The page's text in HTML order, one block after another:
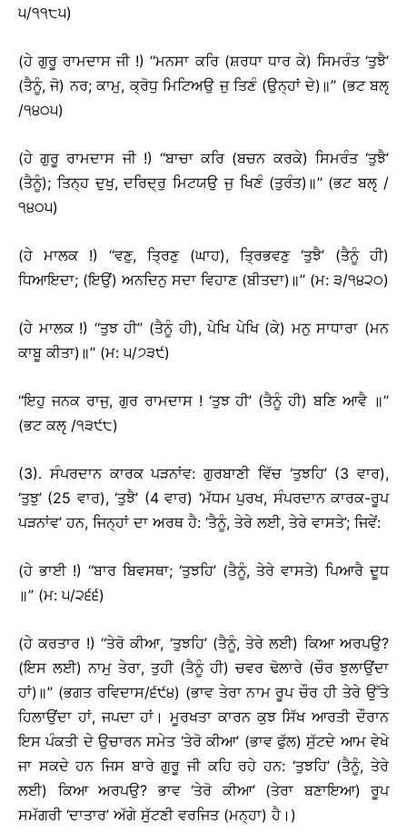
੫/੧੧੮੫)
(ਹੇ ਗੁਰੂ ਰਾਮਦਾਸ ਜੀ !) ‘‘ਮਨਸਾ ਕਰਿ (ਸ਼ਰਧਾ ਧਾਰ ਕੇ) ਸਿਮਰੰਤ ‘ਤੁਝੈ’
(ਤੈਨੂੰ, ਜੋ) ਨਰ; ਕਾਮੁ, ਕ੍ਰੋਧੁ ਮਿਟਿਅਉ ਜੁ ਤਿਣੰ (ਉਨ੍ਹਾਂ ਦੇ)॥’’ (ਭਟ ਬਲੵ
/੧੪੦੫)
(ਹੇ ਗੁਰੂ ਰਾਮਦਾਸ ਜੀ !) ‘‘ਬਾਚਾ ਕਰਿ (ਬਚਨ ਕਰਕੇ) ਸਿਮਰੰਤ ‘ਤੁਝੈ’
(ਤੈਨੂੰ); ਤਿਨ੍ਹ ਦੁਖੁ, ਦਰਿਦ੍ਰੁ ਮਿਟਯਉ ਜੁ ਖਿਣੰ (ਤੁਰੰਤ)॥’’ (ਭਟ ਬਲੵ /
੧੪੦੫)
(ਹੇ ਮਾਲਕ !) ‘‘ਵਣੁ, ਤ੍ਰਿਣੁ (ਘਾਹ), ਤ੍ਰਿਭਵਣੁ ‘ਤੁਝੈ’ (ਤੈਨੂੰ ਹੀ)
ਧਿਆਇਦਾ; (ਇਉਂ) ਅਨਦਿਨੁ ਸਦਾ ਵਿਹਾਣ (ਬੀਤਦਾ)॥’’ (ਮ: ੩/੧੪੨੦)
(ਹੇ ਮਾਲਕ !) ‘‘ਤੁਝ ਹੀ’’ (ਤੈਨੂੰ ਹੀ), ਪੇਖਿ ਪੇਖਿ (ਕੇ) ਮਨੁ ਸਾਧਾਰਾ (ਮਨ
ਕਾਬੂ ਕੀਤਾ)॥’’ (ਮ: ੫/੭੩੯)
‘‘ਇਹੁ ਜਨਕ ਰਾਜੁ, ਗੁਰ ਰਾਮਦਾਸ ! ‘ਤੁਝ ਹੀ’ (ਤੈਨੂੰ ਹੀ) ਬਣਿ ਆਵੈ ॥’’
(ਭਟ ਕਲੵ /੧੩੯੮)
(3). ਸੰਪਰਦਾਨ ਕਾਰਕ ਪੜਨਾਂਵ: ਗੁਰਬਾਣੀ ਵਿੱਚ ‘ਤੁਝਹਿ’ (3 ਵਾਰ),
‘ਤੁਝੁ’ (25 ਵਾਰ), ‘ਤੁਝੈ’ (4 ਵਾਰ) ‘ਮੱਧਮ ਪੁਰਖ, ਸੰਪਰਦਾਨ ਕਾਰਕ-ਰੂਪ
ਪੜਨਾਂਵ’ ਹਨ, ਜਿਨ੍ਹਾਂ ਦਾ ਅਰਥ ਹੈ: ‘ਤੈਨੂੰ, ਤੇਰੇ ਲਈ, ਤੇਰੇ ਵਾਸਤੇ’; ਜਿਵੇਂ:
(ਹੇ ਭਾਈ !) ‘‘ਬਾਰ ਬਿਵਸਥਾ; ‘ਤੁਝਹਿ’ (ਤੈਨੂੰ, ਤੇਰੇ ਵਾਸਤੇ) ਪਿਆਰੈ ਦੂਧ
॥’’ (ਮ: ੫/੨੬੬)
(ਹੇ ਕਰਤਾਰ !) ‘‘ਤੇਰੋ ਕੀਆ, ‘ਤੁਝਹਿ’ (ਤੈਨੂੰ, ਤੇਰੇ ਲਈ) ਕਿਆ ਅਰਪਉ?
(ਇਸ ਲਈ) ਨਾਮੁ ਤੇਰਾ, ਤੁਹੀ (ਤੈਨੂੰ ਹੀ) ਚਵਰ ਢੋਲਾਰੇ (ਚੌਰ ਝੁਲਾਉਂਦਾ
ਹਾਂ)॥’’ (ਭਗਤ ਰਵਿਦਾਸ/੬੯੪) (ਭਾਵ ਤੇਰਾ ਨਾਮ ਰੂਪ ਚੌਰ ਹੀ ਤੇਰੇ ਉੱਤੇ
ਹਿਲਾਉਂਦਾ ਹਾਂ, ਜਪਦਾ ਹਾਂ। ਮੂਰਖਤਾ ਕਾਰਨ ਕੁਝ ਸਿੱਖ ਆਰਤੀ ਦੌਰਾਨ
ਇਸ ਪੰਕਤੀ ਦੇ ਉਚਾਰਨ ਸਮੇਤ ‘ਤੇਰੋ ਕੀਆ’ (ਭਾਵ ਫੁੱਲ) ਸੁੱਟਦੇ ਆਮ ਵੇਖੇ
ਜਾ ਸਕਦੇ ਹਨ ਜਿਸ ਬਾਰੇ ਗੁਰੂ ਜੀ ਕਹਿ ਰਹੇ ਹਨ: ‘ਤੁਝਹਿ’ (ਤੈਨੂੰ, ਤੇਰੇ
ਲਈ) ਕਿਆ ਅਰਪਉ? ਭਾਵ ‘ਤੇਰੋ ਕੀਆ’ (ਤੇਰਾ ਬਣਾਇਆ) ਰੂਪ
ਸਮੱਗਰੀ ‘ਦਾਤਾਰ’ ਅੱਗੇ ਸੁੱਟਣੀ ਵਰਜਿਤ (ਮਨ੍ਹਾ) ਹੈ।)